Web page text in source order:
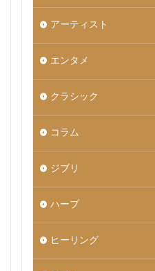
アーティスト
エンタメ
クラシック
コラム
ジブリ
ハープ
ヒーリング